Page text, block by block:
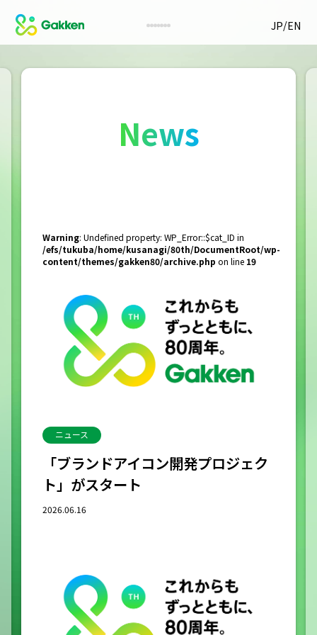
JP/EN
News
Warning: Undefined property: WP_Error::$cat_ID in
/efs/tukuba/home/kusanagi/80th/DocumentRoot/wp-
content/themes/gakken80/archive.php on line 19
ニュース
「ブランドアイコン開発プロジェク
ト」がスタート
2026.06.16